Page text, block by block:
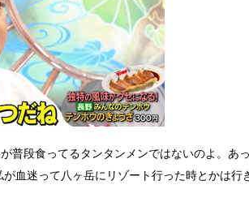
普段食ってるタンタンメンではないのよ。あ
血迷って八ヶ岳にリゾート行った時とかは行